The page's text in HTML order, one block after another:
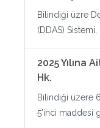
Bilindiği üzre
(DDAS)
2025 Yılına
Hk.
Bilindiği üzere
5’inci maddesi